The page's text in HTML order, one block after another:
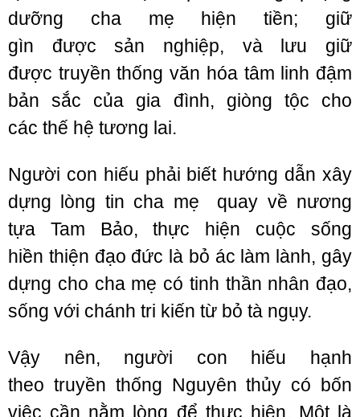
dưỡng cha mẹ hiện tiền; giữ
gìn được sản nghiệp, và lưu giữ
được truyền thống văn hóa tâm linh đậm
bản sắc của gia đình, giòng tộc cho
các thế hệ tương lai.
Người con hiếu phải biết hướng dẫn xây
dựng lòng tin cha mẹ quay về nương
tựa Tam Bảo, thực hiện cuộc sống
hiền thiện đạo đức là bỏ ác làm lành, gây
dựng cho cha mẹ có tinh thần nhân đạo,
sống với chánh tri kiến từ bỏ tà ngụy.
Vậy nên, người con hiếu hạnh
theo truyền thống Nguyên thủy có bốn
việc cần nằm lòng để thực hiện. Một là